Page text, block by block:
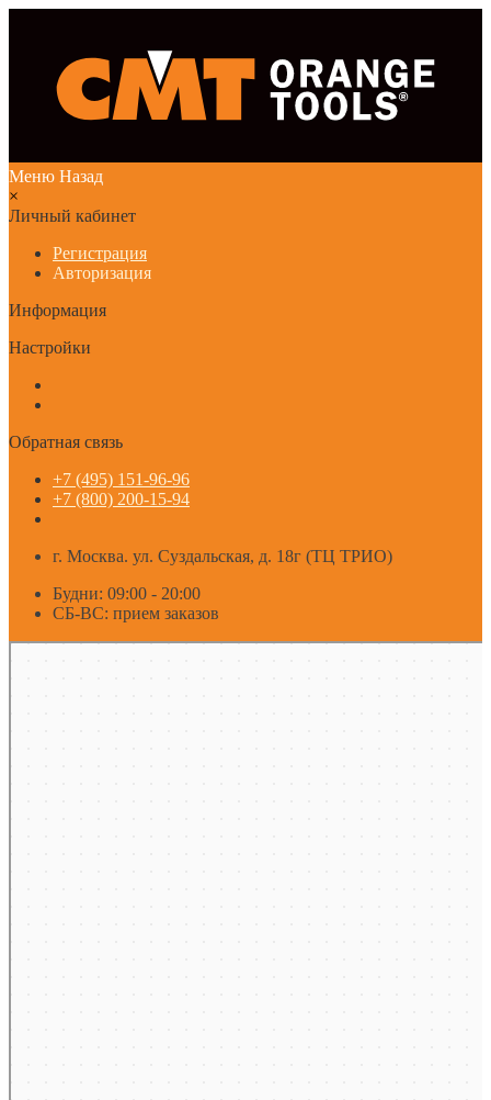
Меню Назад
×
Личный кабинет
Регистрация
Авторизация
Информация
Настройки
Обратная связь
+7 (495) 151-96-96
+7 (800) 200-15-94
г. Москва. ул. Суздальская, д. 18г (ТЦ ТРИО)
Будни: 09:00 - 20:00
СБ-ВС: прием заказов